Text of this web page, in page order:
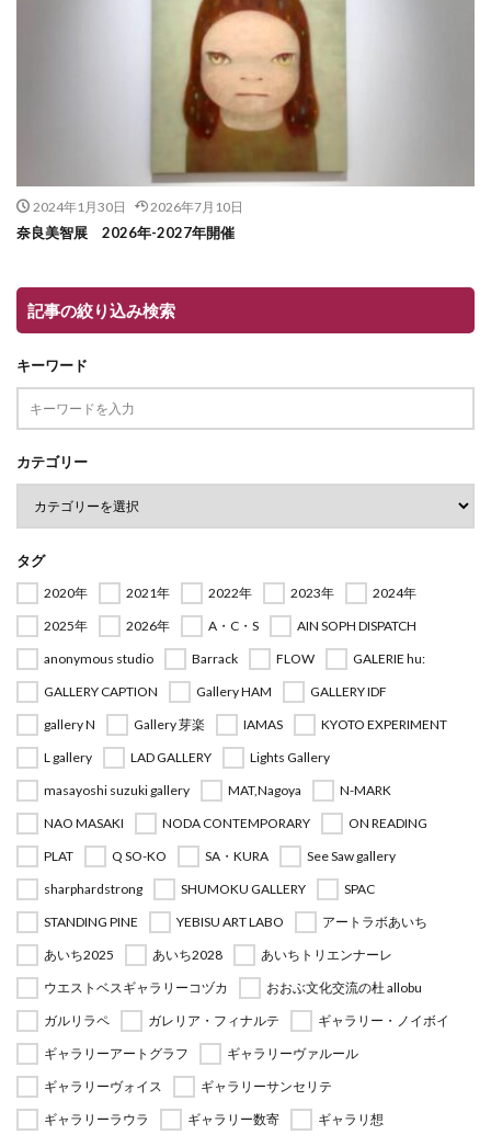
2024年1月30日 2026年7月10日
奈良美智展 2026年-2027年開催
記事の絞り込み検索
キーワード
カテゴリー
タグ
2020年 2021年 2022年 2023年
2024年
2025年
2026年 A・C・S
AIN SOPH DISPATCH
anonymous studio
Barrack FLOW
GALERIE hu:
GALLERY CAPTION
Gallery HAM
GALLERY IDF
gallery N
Gallery 芽楽 IAMAS
KYOTO EXPERIMENT
L gallery
LAD GALLERY
Lights Gallery
masayoshi suzuki gallery
MAT,Nagoya
N-MARK
NAO MASAKI
NODA CONTEMPORARY
ON READING
PLAT
Q SO-KO SA・KURA
See Saw gallery
sharphardstrong
SHUMOKU GALLERY
SPAC
STANDING PINE
YEBISU ART LABO
アートラボあいち
あいち2025
あいち2028
あいちトリエンナーレ
ウエストベスギャラリーコヅカ
おおぶ文化交流の杜 allobu
ガルリラペ
ガレリア・フィナルテ
ギャラリー・ノイボイ
ギャラリーアートグラフ
ギャラリーヴァルール
ギャラリーヴォイス
ギャラリーサンセリテ
ギャラリーラウラ
ギャラリー数寄 ギャラリ想